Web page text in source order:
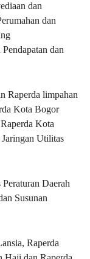
dan
dan
dan
Raperda limpahan
Kota Bogor
Kota
Utilitas
Daerah
Susunan
Raperda